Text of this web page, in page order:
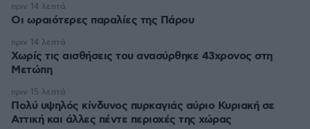
Οι ωραιότερες παραλίες της Πάρου
πριν 14 λεπτά
Χωρίς τις αισθήσεις του ανασύρθηκε 43χρονος στη
Μετώπη
πριν 14 λεπτά
Πολύ υψηλός κίνδυνος πυρκαγιάς αύριο Κυριακή σε
Αττική και άλλες πέντε περιοχές της χώρας
πριν 15 λεπτά